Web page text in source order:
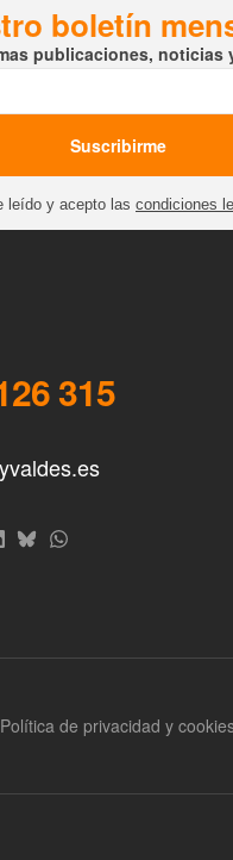
boletín
publicaciones, noticias
leído y acepto las condiciones
315
Política de privacidad y